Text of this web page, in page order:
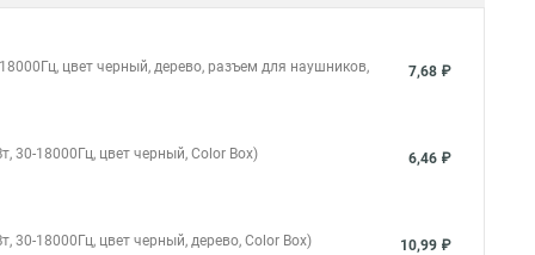
цвет черный, дерево, разъем для наушников,
7,68 ₽
30-18000Гц, цвет черный, Color Box) 6,46 ₽
30-18000Гц, цвет черный, дерево, Color Box) 10,99 ₽